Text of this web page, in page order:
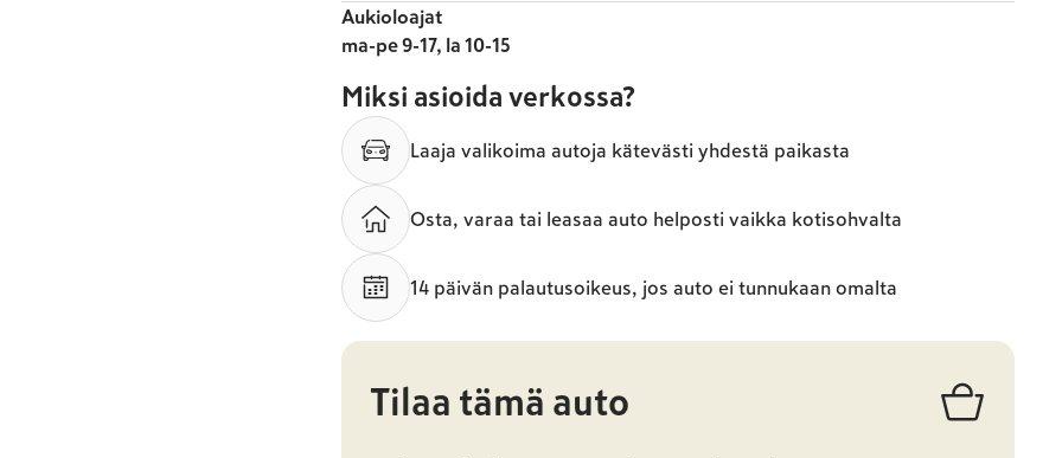
Aukioloajat
ma-pe 9-17, la 10-15
Miksi asioida verkossa?
Laaja valikoima autoja kätevästi yhdestä paikasta
Osta, varaa tai leasaa auto helposti vaikka kotisohvalta
14 päivän palautusoikeus, jos auto ei tunnukaan omalta
Tilaa tämä auto